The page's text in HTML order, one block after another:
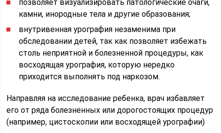
позволяет визуализировать патологические очаги,
камни, инородные тела и другие образования;
внутривенная урография незаменима при
обследовании детей, так как позволяет избежать
столь неприятной и болезненной процедуры, как
восходящая урография, которую нередко
приходится выполнять под наркозом.
Направляя на исследование ребенка, врач избавляет
его от ряда болезненных или дорогостоящих процедур
(например, цистоскопии или восходящей урографии)